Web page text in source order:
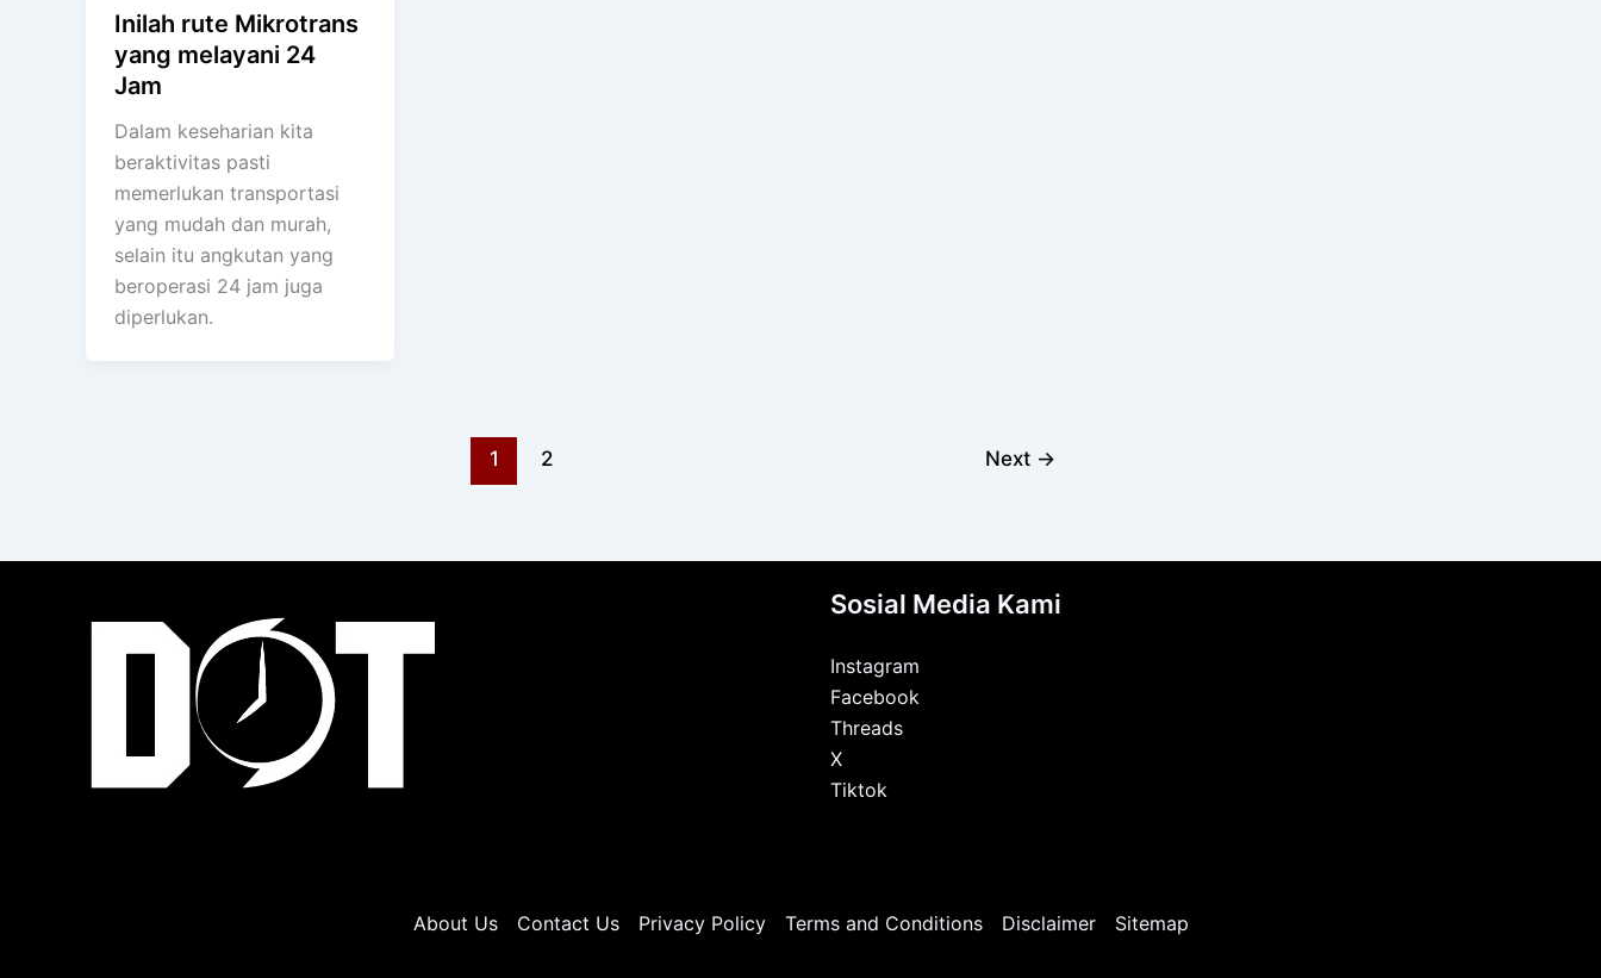
Inilah rute Mikrotrans
yang melayani 24
Jam
Dalam keseharian kita
beraktivitas pasti
memerlukan transportasi
yang mudah dan murah,
selain itu angkutan yang
beroperasi 24 jam juga
diperlukan.
1 2 Next →
Sosial Media Kami
Instagram
Facebook
Threads
X
Tiktok
About Us Contact Us Privacy Policy Terms and Conditions Disclaimer Sitemap